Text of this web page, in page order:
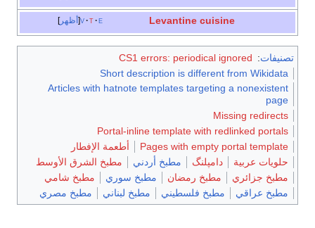
أظهر v t e Levantine cuisine
تصنيفات:
CS1 errors: periodical ignored
Short description is different from Wikidata
Articles with hatnote templates targeting a nonexistent
page
Missing redirects
Portal-inline template with redlinked portals
Pages with empty portal template
أطعمة الإفطار
حلويات عربية
دامپلنگ مطبخ أردني
مطبخ الشرق الأوسط
مطبخ جزائري
مطبخ رمضان مطبخ سوري
مطبخ شامي
مطبخ عراقي
مطبخ فلسطيني مطبخ لبناني مطبخ مصري